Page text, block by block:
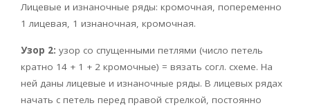
Лицевые и изнаночные ряды: кромочная, попеременно
1 лицевая, 1 изнаночная, кромочная.
Узор 2: узор со спущенными петлями (число петель
кратно 14 + 1 + 2 кромочные) = вязать согл. схеме. На
ней даны лицевые и изнаночные ряды. В лицевых рядах
начать с петель перед правой стрелкой, постоянно